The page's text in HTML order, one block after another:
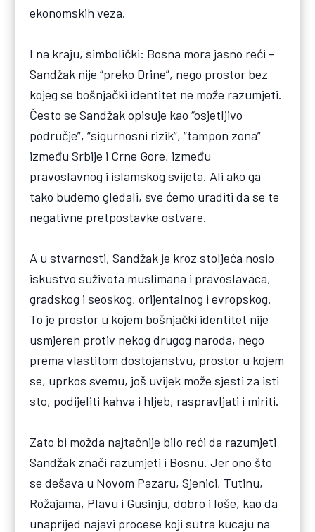
ekonomskih veza.
I na kraju, simbolički: Bosna mora jasno reći –
Sandžak nije “preko Drine”, nego prostor bez
kojeg se bošnjački identitet ne može razumjeti.
Često se Sandžak opisuje kao “osjetljivo
područje”, “sigurnosni rizik”, “tampon zona”
između Srbije i Crne Gore, između
pravoslavnog i islamskog svijeta. Ali ako ga
tako budemo gledali, sve ćemo uraditi da se te
negativne pretpostavke ostvare.
A u stvarnosti, Sandžak je kroz stoljeća nosio
iskustvo suživota muslimana i pravoslavaca,
gradskog i seoskog, orijentalnog i evropskog.
To je prostor u kojem bošnjački identitet nije
usmjeren protiv nekog drugog naroda, nego
prema vlastitom dostojanstvu, prostor u kojem
se, uprkos svemu, još uvijek može sjesti za isti
sto, podijeliti kahva i hljeb, raspravljati i miriti.
Zato bi možda najtačnije bilo reći da razumjeti
Sandžak znači razumjeti i Bosnu. Jer ono što
se dešava u Novom Pazaru, Sjenici, Tutinu,
Rožajama, Plavu i Gusinju, dobro i loše, kao da
unaprijed najavi procese koji sutra kucaju na